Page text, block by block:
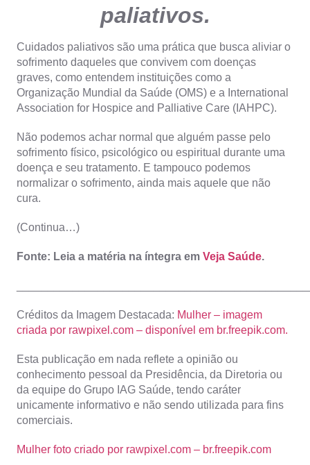
paliativos.
Cuidados paliativos são uma prática que busca aliviar o
sofrimento daqueles que convivem com doenças
graves, como entendem instituições como a
Organização Mundial da Saúde (OMS) e a International
Association for Hospice and Palliative Care (IAHPC).
Não podemos achar normal que alguém passe pelo
sofrimento físico, psicológico ou espiritual durante uma
doença e seu tratamento. E tampouco podemos
normalizar o sofrimento, ainda mais aquele que não
cura.
(Continua…)
Fonte: Leia a matéria na íntegra em Veja Saúde.
Créditos da Imagem Destacada: Mulher – imagem
criada por rawpixel.com – disponível em br.freepik.com.
Esta publicação em nada reflete a opinião ou
conhecimento pessoal da Presidência, da Diretoria ou
da equipe do Grupo IAG Saúde, tendo caráter
unicamente informativo e não sendo utilizada para fins
comerciais.
Mulher foto criado por rawpixel.com – br.freepik.com